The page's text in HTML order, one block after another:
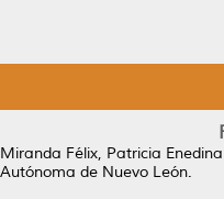
Miranda Félix, Patricia Enedina
Autónoma de Nuevo León.